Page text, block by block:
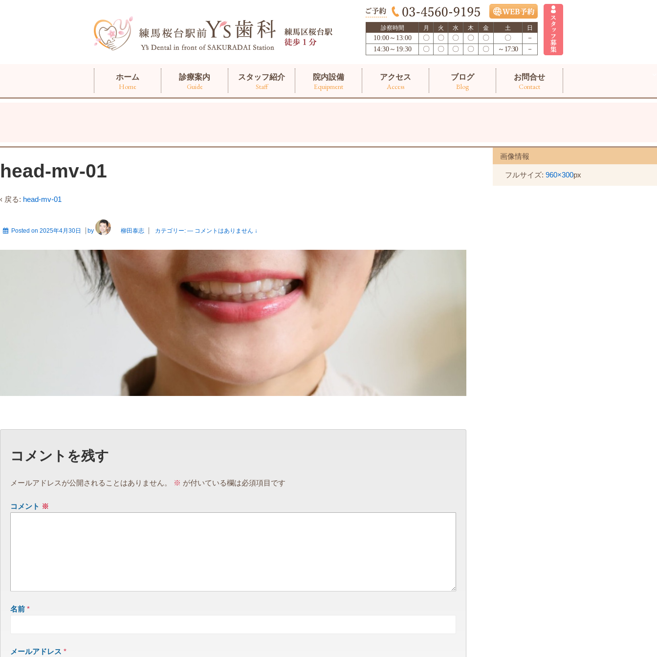
診察時間 月 火 水 木 金 土 日
10:00～13:00 〇 〇 〇 〇 〇 〇
－
14:30～19:30
〇 〇 〇 〇 〇 ～17:30 －
ホーム
Home
診療案内
Guide
スタッフ紹介
Staff
院内設備
Equipment
アクセス
Access
ブログ
Blog
お問合せ
Contact
head-mv-01
‹ 戻る: head-mv-01
Posted on 2025年4月30日 by 柳田泰志 カテゴリー: — コメントはありません ↓
コメントを残す
メールアドレスが公開されることはありません。 ※ が付いている欄は必須項目です
コメント ※
名前 *
メールアドレス *
画像情報
フルサイズ: 960×300px